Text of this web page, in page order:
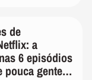
de
a
6 episódios
pouca gente